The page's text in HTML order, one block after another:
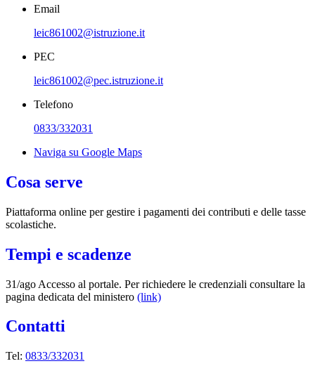
Email
leic861002@istruzione.it
PEC
leic861002@pec.istruzione.it
Telefono
0833/332031
Naviga su Google Maps
Cosa serve
Piattaforma online per gestire i pagamenti dei contributi e delle tasse
scolastiche.
Tempi e scadenze
31/ago Accesso al portale. Per richiedere le credenziali consultare la
pagina dedicata del ministero (link)
Contatti
Tel: 0833/332031